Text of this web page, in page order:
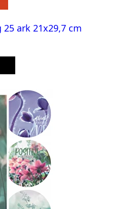
ark 21x29,7 cm